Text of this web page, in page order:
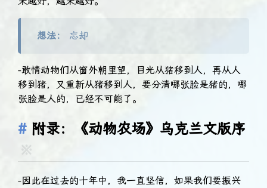
想法： 忘却
-敢情动物们从窗外朝里望，目光从猪移到人，再从人
移到猪，又重新从猪移到人，要分清哪张脸是猪的，哪
张脸是人的，已经不可能了。
附录：《动物农场》乌克兰文版序
※
-因此在过去的十年中，我一直坚信，如果我们要振兴